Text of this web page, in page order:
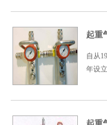
起重
自从
年设